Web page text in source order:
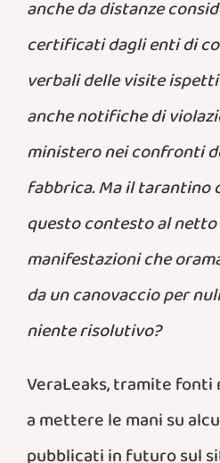
anche da distanze
certificati dagli enti di
verbali delle visite
anche notifiche di
ministero nei confronti
fabbrica. Ma il tarantino
questo contesto al
manifestazioni che
da un canovaccio per
niente risolutivo?
VeraLeaks, tramite
a mettere le mani su